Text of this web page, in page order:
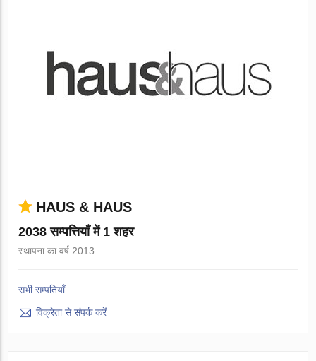
HAUS & HAUS
2038 सम्पत्तियाँ में 1 शहर
स्थापना का वर्ष 2013
सभी सम्पतियाँ
विक्रेता से संपर्क करें